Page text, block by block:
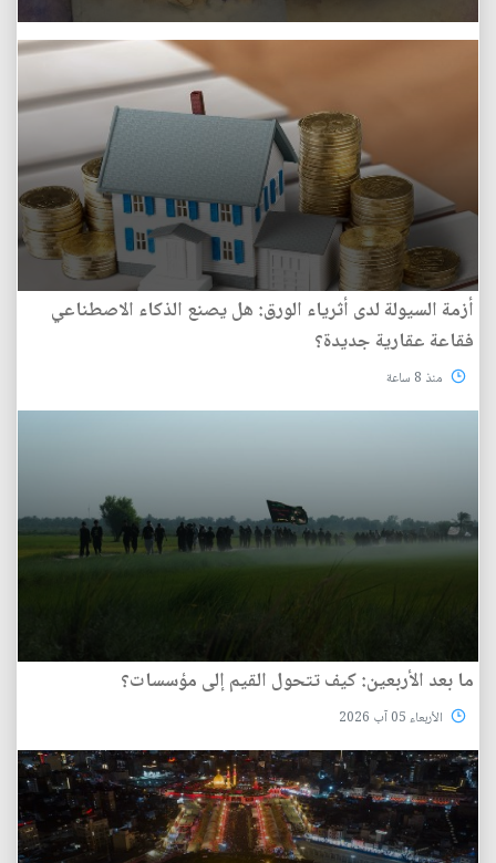
أزمة السيولة لدى أثرياء الورق: هل يصنع الذكاء الاصطناعي
فقاعة عقارية جديدة؟
منذ 8 ساعة
ما بعد الأربعين: كيف تتحول القيم إلى مؤسسات؟
الأربعاء 05 آب 2026